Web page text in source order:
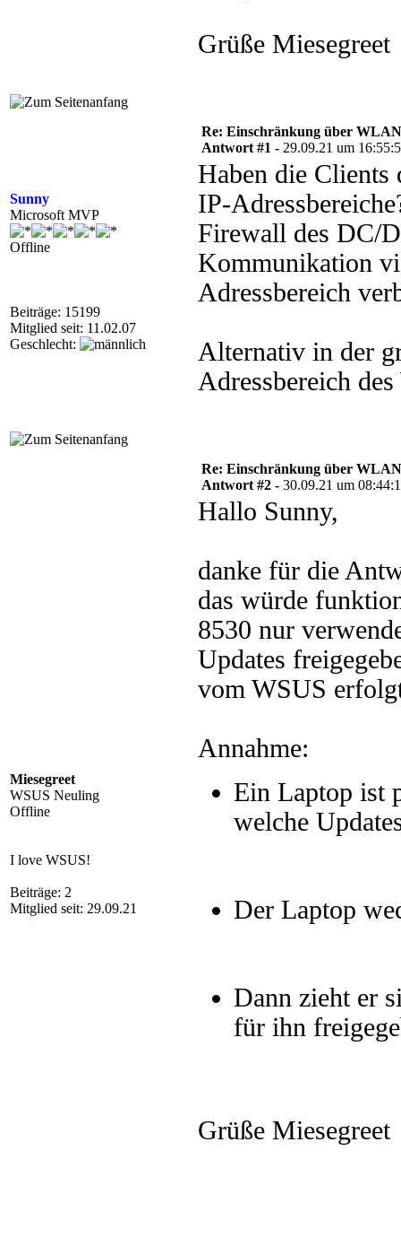
Grüße Miesegreet
Sunny
Microsoft MVP
Offline
Beiträge: 15199
Mitglied seit: 11.02.07
Geschlecht:
Re: Einschränkung über WLAN
Antwort #1 - 29.09.21 um
Haben die
IP-
Firewall des DC/
Kommunikation
Adressbereich
Alternativ in der
Adressbereich
Miesegreet
WSUS Neuling
Offline
I love WSUS!
Beiträge: 2
Mitglied seit: 29.09.21
Re: Einschränkung über WLAN
Antwort #2 - 30.09.21 um
Hallo Sunny,
danke für die
das würde
8530 nur
Updates
vom WSUS
Annahme:
Ein Laptop ist
welche
Der Laptop
Dann zieht er
für ihn
Grüße Miesegreet